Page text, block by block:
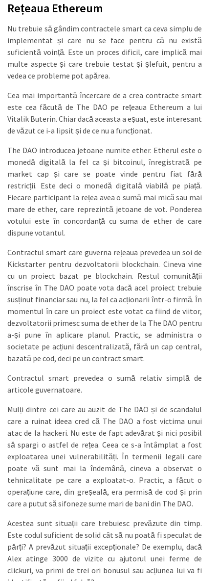
Rețeaua Ethereum
Nu trebuie să gândim contractele smart ca ceva simplu de
implementat și care nu se face pentru că nu există
suficientă voință. Este un proces dificil, care implică mai
multe aspecte și care trebuie testat și șlefuit, pentru a
vedea ce probleme pot apărea.
Cea mai importantă încercare de a crea contracte smart
este cea făcută de The DAO pe rețeaua Ethereum a lui
Vitalik Buterin. Chiar dacă aceasta a eșuat, este interesant
de văzut ce i-a lipsit și de ce nu a funcționat.
The DAO introducea jetoane numite ether. Etherul este o
monedă digitală la fel ca și bitcoinul, înregistrată pe
market cap și care se poate vinde pentru fiat fără
restricții. Este deci o monedă digitală viabilă pe piață.
Fiecare participant la rețea avea o sumă mai mică sau mai
mare de ether, care reprezintă jetoane de vot. Ponderea
votului este în concordanță cu suma de ether de care
dispune votantul.
Contractul smart care guverna rețeaua prevedea un soi de
Kickstarter pentru dezvoltatorii blockchain. Cineva vine
cu un proiect bazat pe blockchain. Restul comunității
înscrise în The DAO poate vota dacă acel proiect trebuie
susținut financiar sau nu, la fel ca acționarii într-o firmă. În
momentul în care un proiect este votat ca fiind de viitor,
dezvoltatorii primesc suma de ether de la The DAO pentru
a-și pune în aplicare planul. Practic, se administra o
societate pe acțiuni descentralizată, fără un cap central,
bazată pe cod, deci pe un contract smart.
Contractul smart prevedea o sumă relativ simplă de
articole guvernatoare.
Mulți dintre cei care au auzit de The DAO și de scandalul
care a ruinat ideea cred că The DAO a fost victima unui
atac de la hackeri. Nu este de fapt adevărat și nici posibil
să spargi o astfel de rețea. Ceea ce s-a întâmplat a fost
exploatarea unei vulnerabilități. În termenii legali care
poate vă sunt mai la îndemână, cineva a observat o
tehnicalitate pe care a exploatat-o. Practic, a făcut o
operațiune care, din greșeală, era permisă de cod și prin
care a putut să sifoneze sume mari de bani din The DAO.
Acestea sunt situații care trebuiesc prevăzute din timp.
Este codul suficient de solid cât să nu poată fi speculat de
părți? A prevăzut situații excepționale? De exemplu, dacă
Alex atinge 3000 de vizite cu ajutorul unei ferme de
clickuri, va primi de trei ori bonusul sau acțiunea lui va fi